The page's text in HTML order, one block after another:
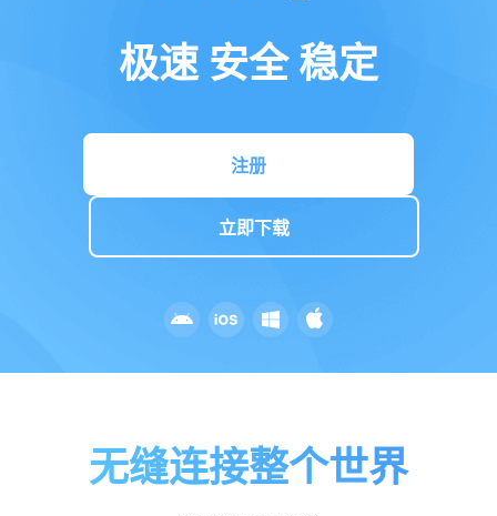
极速 安全 稳定
注册
立即下载
无缝连接整个世界